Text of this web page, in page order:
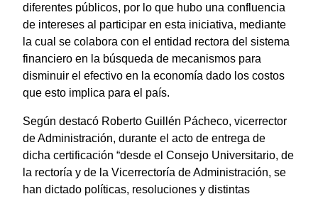
diferentes públicos, por lo que hubo una confluencia
de intereses al participar en esta iniciativa, mediante
la cual se colabora con el entidad rectora del sistema
financiero en la búsqueda de mecanismos para
disminuir el efectivo en la economía dado los costos
que esto implica para el país.
Según destacó Roberto Guillén Pácheco, vicerrector
de Administración, durante el acto de entrega de
dicha certificación “desde el Consejo Universitario, de
la rectoría y de la Vicerrectoría de Administración, se
han dictado políticas, resoluciones y distintas